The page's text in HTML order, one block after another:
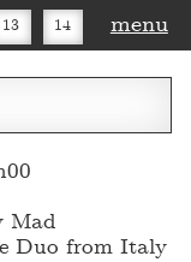
13 14 menu
Mad
Duo from Italy